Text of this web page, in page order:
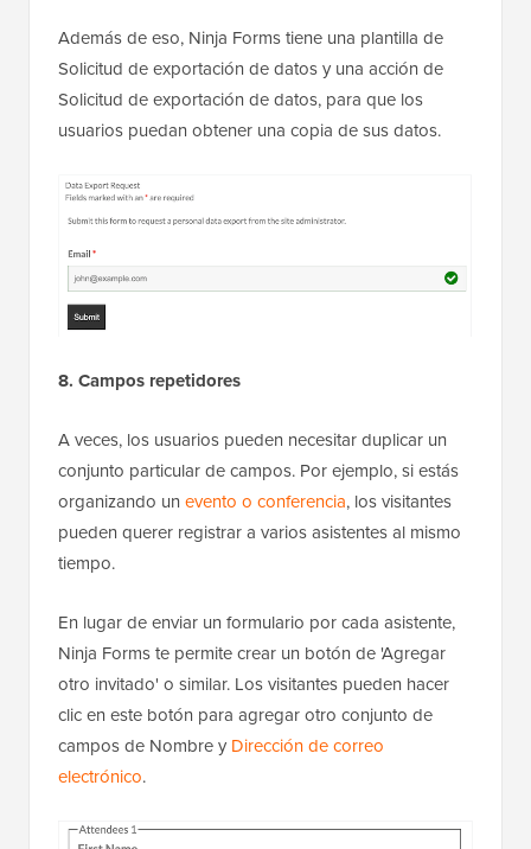
Además de eso, Ninja Forms tiene una plantilla de
Solicitud de exportación de datos y una acción de
Solicitud de exportación de datos, para que los
usuarios puedan obtener una copia de sus datos.
8. Campos repetidores
A veces, los usuarios pueden necesitar duplicar un
conjunto particular de campos. Por ejemplo, si estás
organizando un evento o conferencia, los visitantes
pueden querer registrar a varios asistentes al mismo
tiempo.
En lugar de enviar un formulario por cada asistente,
Ninja Forms te permite crear un botón de 'Agregar
otro invitado' o similar. Los visitantes pueden hacer
clic en este botón para agregar otro conjunto de
campos de Nombre y Dirección de correo
electrónico.